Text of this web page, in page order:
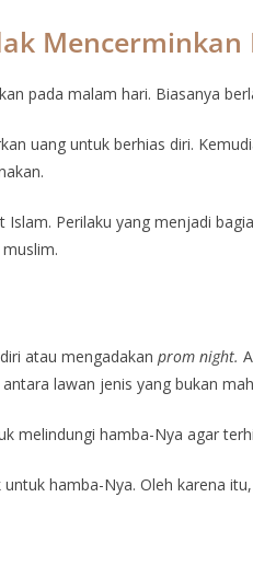
pada malam hari. Biasanya
uang untuk berhias diri.
Islam. Perilaku yang menjadi
atau mengadakan prom night.
lawan jenis yang bukan
melindungi hamba-Nya agar
hamba-Nya. Oleh karena